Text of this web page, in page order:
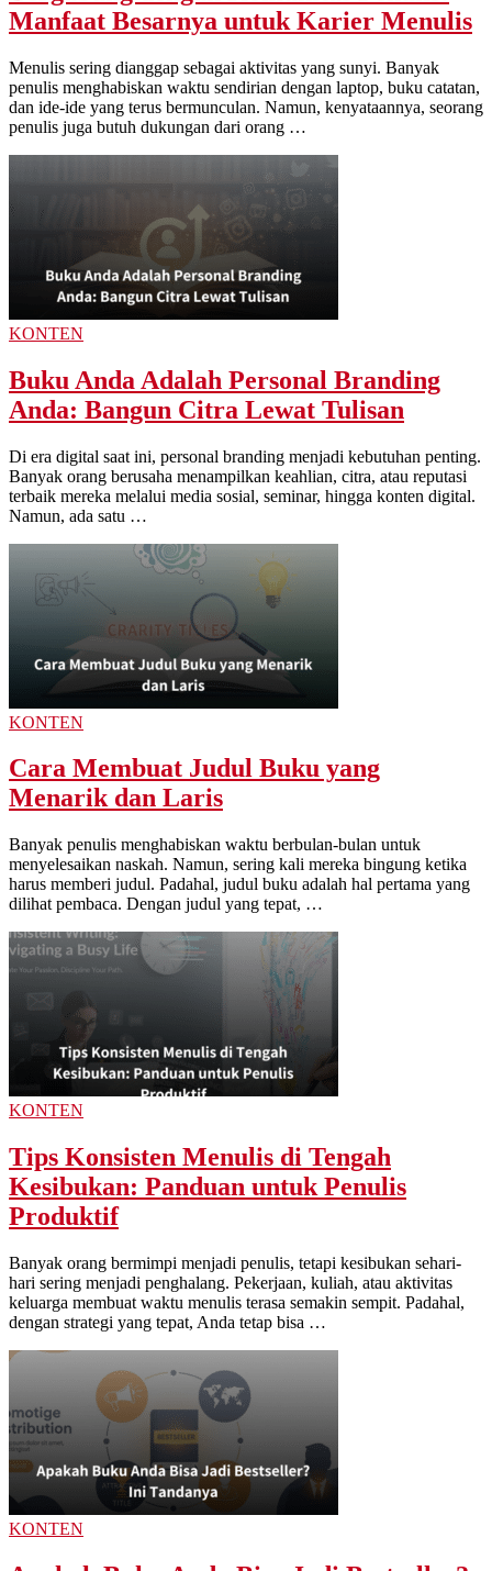
Manfaat Besarnya untuk Karier Menulis
Menulis sering dianggap sebagai aktivitas yang sunyi. Banyak
penulis menghabiskan waktu sendirian dengan laptop, buku catatan,
dan ide-ide yang terus bermunculan. Namun, kenyataannya, seorang
penulis juga butuh dukungan dari orang …
KONTEN
Buku Anda Adalah Personal Branding
Anda: Bangun Citra Lewat Tulisan
Di era digital saat ini, personal branding menjadi kebutuhan penting.
Banyak orang berusaha menampilkan keahlian, citra, atau reputasi
terbaik mereka melalui media sosial, seminar, hingga konten digital.
Namun, ada satu …
KONTEN
Cara Membuat Judul Buku yang
Menarik dan Laris
Banyak penulis menghabiskan waktu berbulan-bulan untuk
menyelesaikan naskah. Namun, sering kali mereka bingung ketika
harus memberi judul. Padahal, judul buku adalah hal pertama yang
dilihat pembaca. Dengan judul yang tepat, …
KONTEN
Tips Konsisten Menulis di Tengah
Kesibukan: Panduan untuk Penulis
Produktif
Banyak orang bermimpi menjadi penulis, tetapi kesibukan sehari-
hari sering menjadi penghalang. Pekerjaan, kuliah, atau aktivitas
keluarga membuat waktu menulis terasa semakin sempit. Padahal,
dengan strategi yang tepat, Anda tetap bisa …
KONTEN